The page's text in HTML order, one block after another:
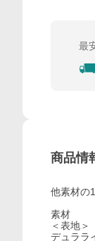
最
商品情
他素材の
素材
＜表地＞
デュララ